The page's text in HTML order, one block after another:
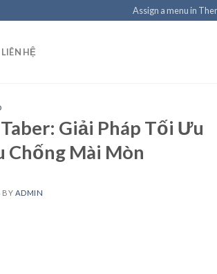
Assign a menu in
LIÊN HỆ
Giải Pháp Tối Ưu
Chống Mài Mòn
BY ADMIN